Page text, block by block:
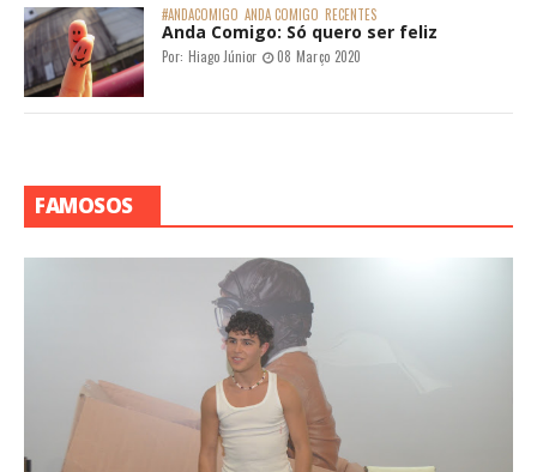
#ANDACOMIGO ANDA COMIGO RECENTES
Anda Comigo: Só quero ser feliz
Por: Hiago Júnior 08 Março 2020
FAMOSOS